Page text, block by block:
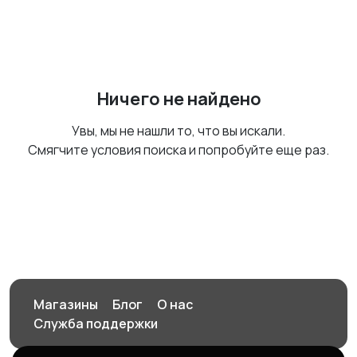
Ничего не найдено
Увы, мы не нашли то, что вы искали.
Смягчите условия поиска и попробуйте еще раз.
Магазины Блог
О нас
Служба поддержки